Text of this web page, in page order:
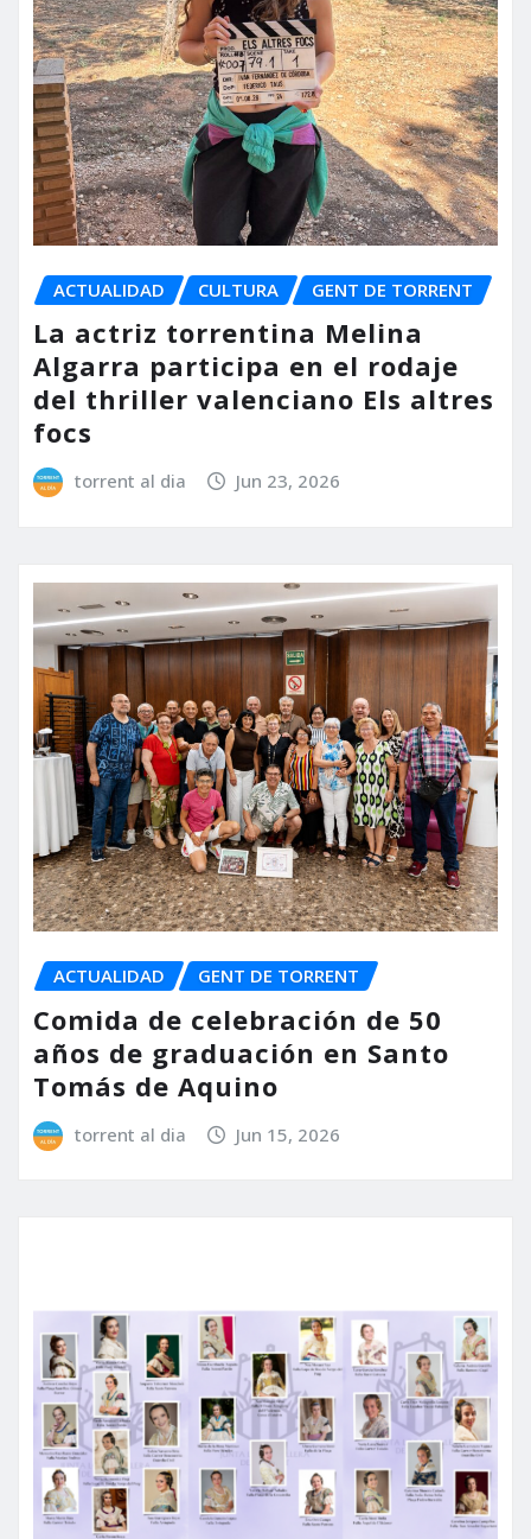
ACTUALIDAD CULTURA GENT DE TORRENT
La actriz torrentina Melina
Algarra participa en el rodaje
del thriller valenciano Els altres
focs
torrent al dia Jun 23, 2026
ACTUALIDAD GENT DE TORRENT
Comida de celebración de 50
años de graduación en Santo
Tomás de Aquino
torrent al dia Jun 15, 2026